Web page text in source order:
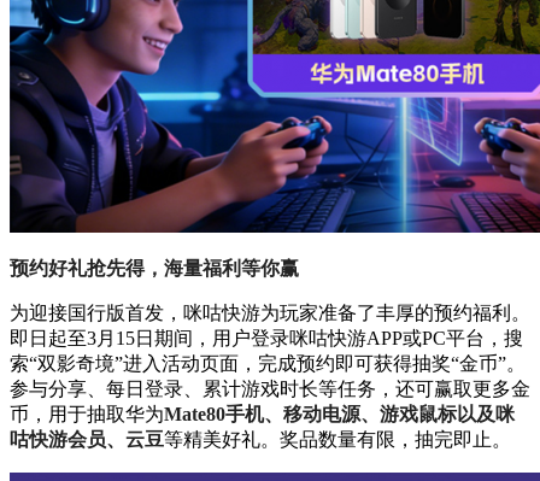
预约好礼抢先得，海量福利等你赢
为迎接国行版首发，咪咕快游为玩家准备了丰厚的预约福利。
即日起至3月15日期间，用户登录咪咕快游APP或PC平台，搜
索“双影奇境”进入活动页面，完成预约即可获得抽奖“金币”。
参与分享、每日登录、累计游戏时长等任务，还可赢取更多金
币，用于抽取华为Mate80手机、移动电源、游戏鼠标以及咪
咕快游会员、云豆等精美好礼。奖品数量有限，抽完即止。